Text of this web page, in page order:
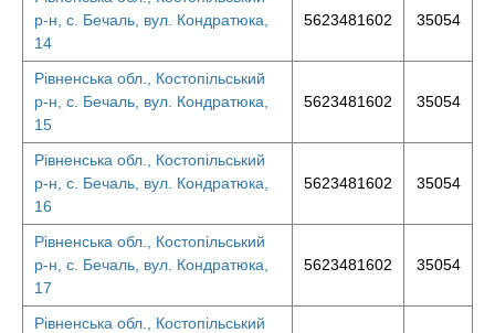
р-н, с. Бечаль, вул. Кондратюка,
14
5623481602 35054
Рівненська обл., Костопільський
р-н, с. Бечаль, вул. Кондратюка,
15
5623481602 35054
Рівненська обл., Костопільський
р-н, с. Бечаль, вул. Кондратюка,
16
5623481602 35054
Рівненська обл., Костопільський
р-н, с. Бечаль, вул. Кондратюка,
17
5623481602 35054
Рівненська обл., Костопільський